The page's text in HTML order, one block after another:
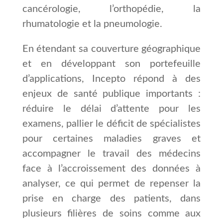
cancérologie, l’orthopédie, la
rhumatologie et la pneumologie.
En étendant sa couverture géographique
et en développant son portefeuille
d’applications, Incepto répond à des
enjeux de santé publique importants :
réduire le délai d’attente pour les
examens, pallier le déficit de spécialistes
pour certaines maladies graves et
accompagner le travail des médecins
face à l’accroissement des données à
analyser, ce qui permet de repenser la
prise en charge des patients, dans
plusieurs filières de soins comme aux